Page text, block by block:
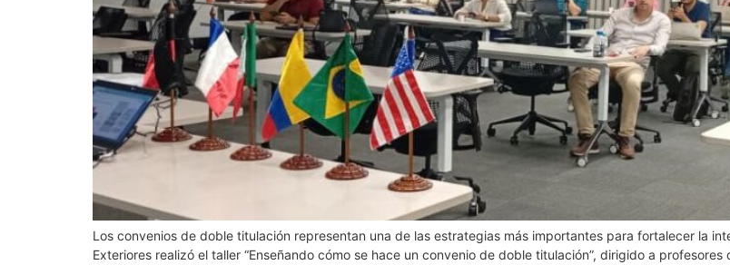
Los convenios de doble titulación representan una de las estrategias más importantes para fortalecer la
Exteriores realizó el taller “Enseñando cómo se hace un convenio de doble titulación”, dirigido a